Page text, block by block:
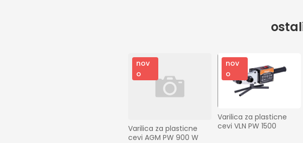
nov
o
Varilica za plasticne
cevi AGM PW 900 W
nov
o
Varilica za plasticne
cevi VLN PW 1500